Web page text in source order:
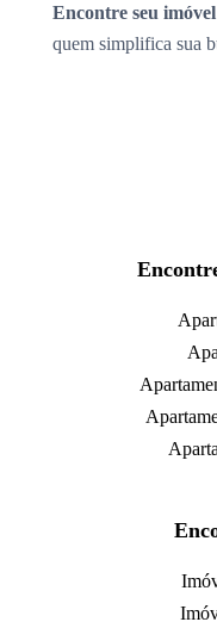
Encontre seu imóvel
quem simplifica sua